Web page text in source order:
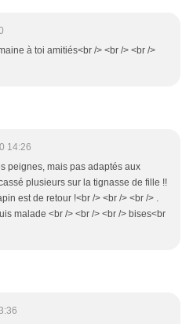
à toi amitiés<br /> <br /> <br />
14:26
peignes, mais pas adaptés aux
plusieurs sur la tignasse de fille !!
est de retour !<br /> <br /> <br /> .
malade <br /> <br /> <br /> bises<br